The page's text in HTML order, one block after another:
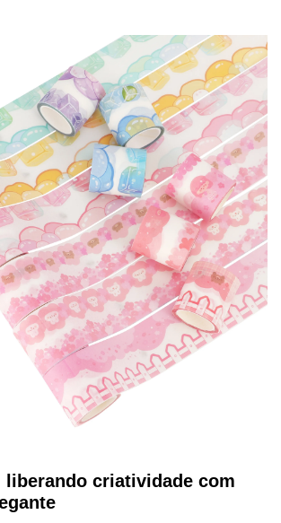
liberando criatividade com